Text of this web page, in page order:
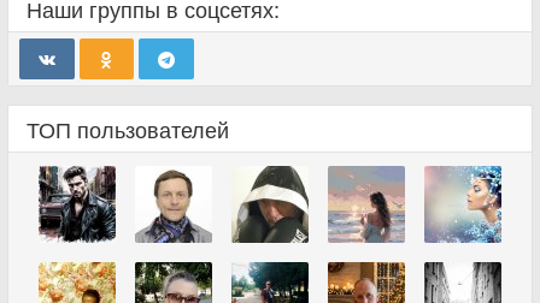
Наши группы в соцсетях:
ТОП пользователей